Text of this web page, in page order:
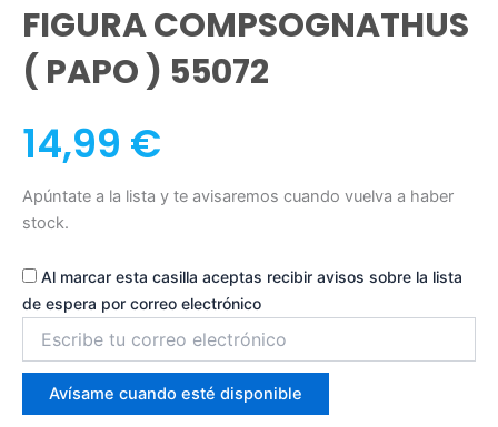
FIGURA COMPSOGNATHUS
( PAPO ) 55072
14,99 €
Apúntate a la lista y te avisaremos cuando vuelva a haber
stock.
Al marcar esta casilla aceptas recibir avisos sobre la lista
de espera por correo electrónico
correo
para
unirte
Avísame cuando esté disponible